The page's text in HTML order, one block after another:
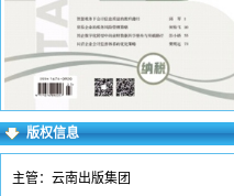
版权信息
主管：云南出版集团